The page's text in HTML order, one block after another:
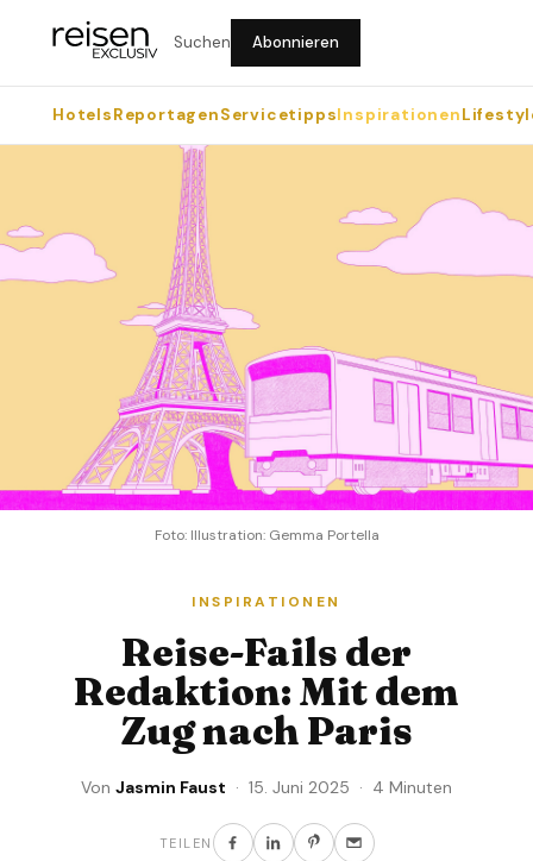
Suchen Abonnieren
HotelsReportagenServicetippsInspirationen
Foto: Illustration: Gemma Portella
INSPIRATIONEN
Reise-Fails der
Redaktion: Mit dem
Zug nach Paris
Von Jasmin Faust · 15. Juni 2025 · 4 Minuten
TEILEN